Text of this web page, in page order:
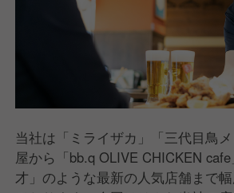
当社は「ミライザカ」「三代目鳥
屋から「bb.q OLIVE CHICKEN
才」のような最新の人気店舗まで